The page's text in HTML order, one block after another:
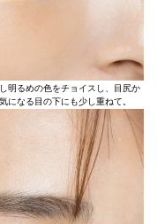
明るめの色をチョイスし、目尻か
になる目の下にも少し重ねて。